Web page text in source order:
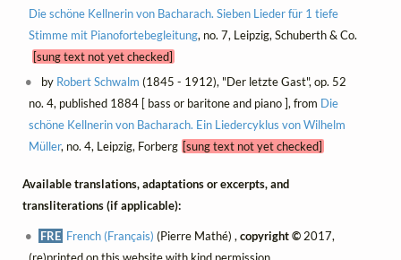
Die schöne Kellnerin von Bacharach. Sieben Lieder für 1 tiefe
Stimme mit Pianofortebegleitung, no. 7, Leipzig, Schuberth & Co.
[sung text not yet checked]
by Robert Schwalm (1845 - 1912), "Der letzte Gast", op. 52
no. 4, published 1884 [ bass or baritone and piano ], from Die
schöne Kellnerin von Bacharach. Ein Liedercyklus von Wilhelm
Müller, no. 4, Leipzig, Forberg [sung text not yet checked]
Available translations, adaptations or excerpts, and
transliterations (if applicable):
FRE French (Français) (Pierre Mathé) ,copyright ©2017,